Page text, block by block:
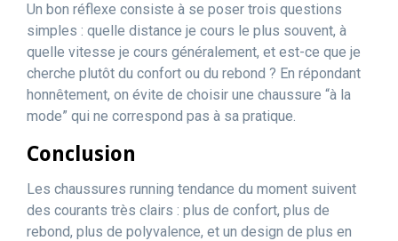
Un bon réflexe consiste à se poser trois questions
simples : quelle distance je cours le plus souvent, à
quelle vitesse je cours généralement, et est-ce que je
cherche plutôt du confort ou du rebond ? En répondant
honnêtement, on évite de choisir une chaussure “à la
mode” qui ne correspond pas à sa pratique.
Conclusion
Les chaussures running tendance du moment suivent
des courants très clairs : plus de confort, plus de
rebond, plus de polyvalence, et un design de plus en